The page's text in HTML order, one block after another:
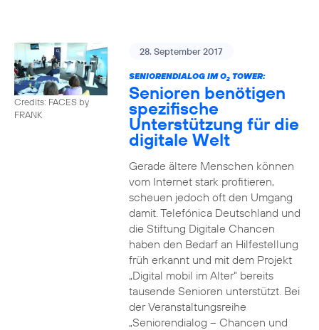
Credits: FACES by
FRANK
28. September 2017
SENIORENDIALOG IM O2TOWER:
Senioren benötigen
spezifische
Unterstützung für die
digitale Welt
Gerade ältere Menschen können
vom Internet stark profitieren,
scheuen jedoch oft den Umgang
damit. Telefónica Deutschland und
die Stiftung Digitale Chancen
haben den Bedarf an Hilfestellung
früh erkannt und mit dem Projekt
„Digital mobil im Alter“ bereits
tausende Senioren unterstützt. Bei
der Veranstaltungsreihe
„Seniorendialog – Chancen und